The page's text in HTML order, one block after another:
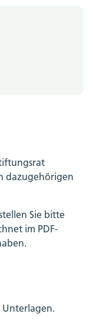
dazugehörigen
Sie bitte
im PDF-